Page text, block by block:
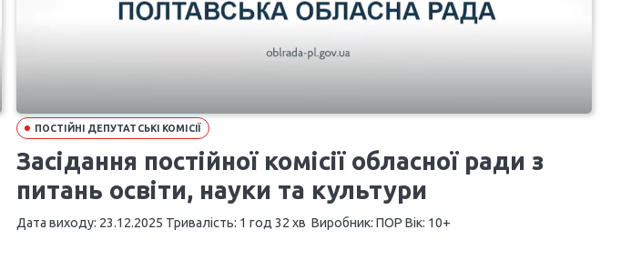
ПОСТІЙНІ ДЕПУТАТСЬКІ КОМІСІЇ
Засідання постійної комісії обласної ради з
питань освіти, науки та культури
Дата виходу: 23.12.2025 Тривалість: 1 год 32 хв Виробник: ПОР Вік: 10+